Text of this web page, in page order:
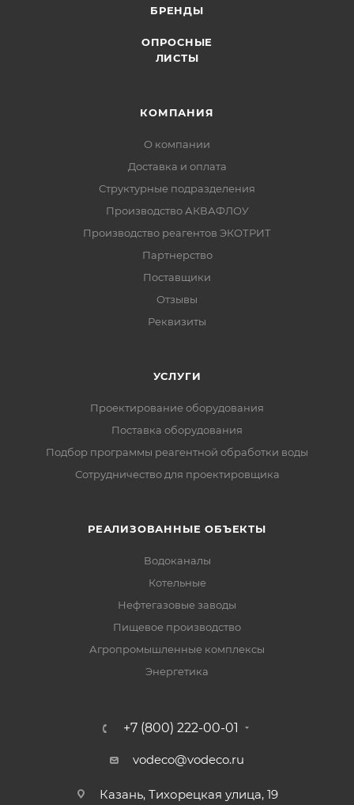
БРЕНДЫ
ОПРОСНЫЕ
ЛИСТЫ
КОМПАНИЯ
О компании
Доставка и оплата
Структурные подразделения
Производство АКВАФЛОУ
Производство реагентов ЭКОТРИТ
Партнерство
Поставщики
Отзывы
Реквизиты
УСЛУГИ
Проектирование оборудования
Поставка оборудования
Подбор программы реагентной обработки воды
Сотрудничество для проектировщика
РЕАЛИЗОВАННЫЕ ОБЪЕКТЫ
Водоканалы
Котельные
Нефтегазовые заводы
Пищевое производство
Агропромышленные комплексы
Энергетика
+7 (800) 222-00-01
vodeco@vodeco.ru
Казань, Тихорецкая улица, 19